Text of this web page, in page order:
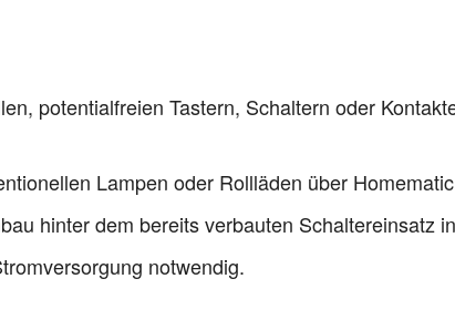
potentialfreien Tastern, Schaltern oder
Lampen oder Rollläden über
hinter dem bereits verbauten Schaltereinsatz
notwendig.